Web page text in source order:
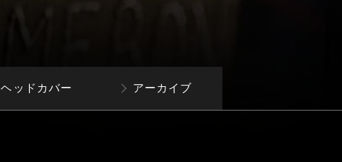
ヘッドカバー アーカイブ